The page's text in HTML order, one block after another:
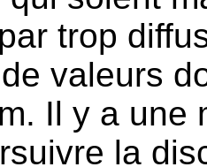
trop
valeurs
Il y a une
la